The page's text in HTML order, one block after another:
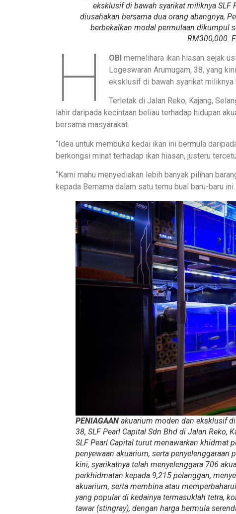
eksklusif di bawah syarikat miliknya SLF
diusahakan bersama dua orang abangnya,
berbekalkan modal permulaan dikumpul
RM300,000.
H OBI memelihara ikan hiasan sejak
Logeswaran Arumugam, 38, yang
eksklusif di bawah syarikat miliknya
Terletak di Jalan Reko, Kajang,
lahir daripada kecintaan beliau terhadap hidupan
bersama masyarakat.
“Idea untuk membuka kedai ikan ini bermula
berkongsi minat terhadap ikan hiasan, justeru
“Kami mahu menyediakan lebih banyak pilihan
kepada Bernama dalam satu temu bual baru-baru ini.
PENIAGAAN akuarium moden dan eksklusif
38, SLF Pearl Capital Sdn Bhd di Jalan Reko,
SLF Pearl Capital turut menawarkan khidmat
penyewaan akuarium, serta
kini, syarikatnya telah menyelenggara 706
perkhidmatan kepada 9,215 pelanggan,
akuarium, serta membina atau
yang popular di kedainya termasuklah tetra,
tawar (stingray), dengan harga bermula